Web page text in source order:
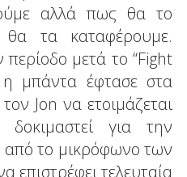
αλλά πως θα το
τα καταφέρουμε.
μετά το “Fight
μπάντα έφτασε στα
Jon να ετοιμάζεται
για την
το μικρόφωνο των
επιστρέφει τελευταία